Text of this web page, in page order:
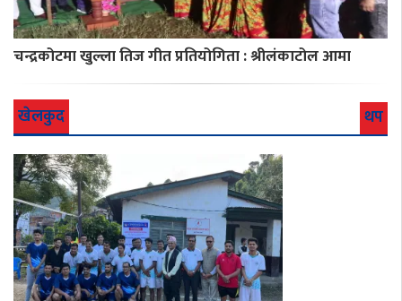
चन्द्रकोटमा खुल्ला तिज गीत प्रतियोगिता : श्रीलंकाटोल आमा
खेलकुद थप